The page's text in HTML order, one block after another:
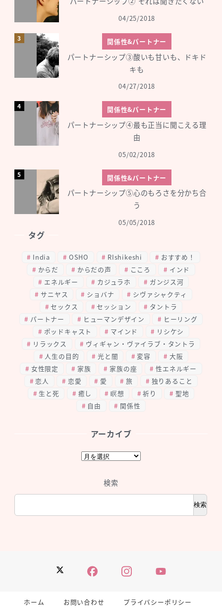
Twitter FacebookInstagramYouTube
04/25/2018
関係性&パートナー
パートナーシップ③酸いも甘いも、ドキド
キも
04/27/2018
関係性&パートナー
パートナーシップ④最も正当に聞こえる理
由
05/02/2018
関係性&パートナー
パートナーシップ⑤心のもろさを分かち合
う
05/05/2018
タグ
India OSHO RIshikeshi
おすすめ！
からだ
からだの声 こころ
インド
エネルギー
カジュラホ
ガンジス河
サニヤス
ショバナ
シヴァシャクティ
セックス
セッション
タントラ
パートナー
ヒューマンデザイン
ヒーリング
ポッドキャスト
マインド
リシケシ
リラックス
ヴィギャン・ヴァイラブ・タントラ
人生の目的
光と闇 変容
大阪
女性限定
家族 家族の座
性エネルギー
恋人
恋愛 愛 旅
独りあること
生と死
癒し 瞑想 祈り
聖地
自由
関係性
アーカイブ
ア
イ
検索
検索
ホーム お問い合わせ プライバシーポリシー